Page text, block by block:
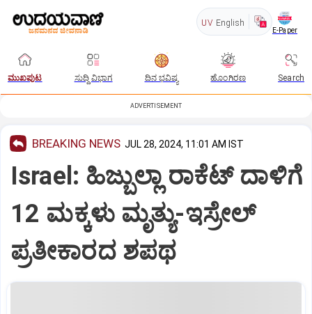
UV English
E-Paper
ಮುಖಪುಟ ಸುದ್ದಿ ವಿಭಾಗ ದಿನ ಭವಿಷ್ಯ ಹೊಂಗಿರಣ Search
ADVERTISEMENT
BREAKING NEWS JUL 28, 2024, 11:01 AM IST
Israel: ಹಿಜ್ಬುಲ್ಲಾ ರಾಕೆಟ್‌ ದಾಳಿಗೆ
12 ಮಕ್ಕಳು ಮೃತ್ಯು-ಇಸ್ರೇಲ್‌
ಪ್ರತೀಕಾರದ ಶಪಥ